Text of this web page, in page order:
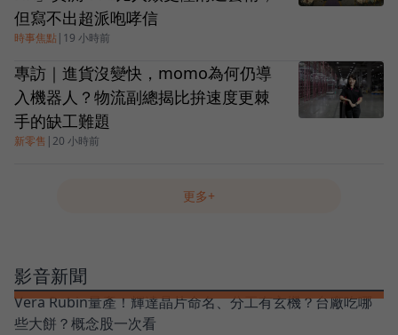
但寫不出超派咆哮信
時事焦點 | 19 小時前
專訪｜進貨沒變快，momo為何仍導
入機器人？物流副總揭比拚速度更棘
手的缺工難題
新零售 |20 小時前
更多+
影音新聞
Vera Rubin量產！輝達晶片命名、分工有玄機？台廠吃哪
些大餅？概念股一次看